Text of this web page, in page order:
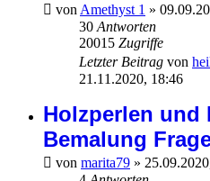
von Amethyst 1 »
30 Antworten
20015 Zugriffe
Letzter Beitrag von
21.11.2020, 18:46
Holzperlen und
Bemalung
von marita79 »